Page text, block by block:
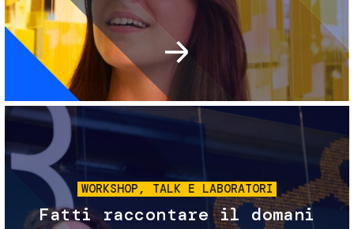
Immagine
WORKSHOP, TALK E LABORATORI
Fatti raccontare il domani